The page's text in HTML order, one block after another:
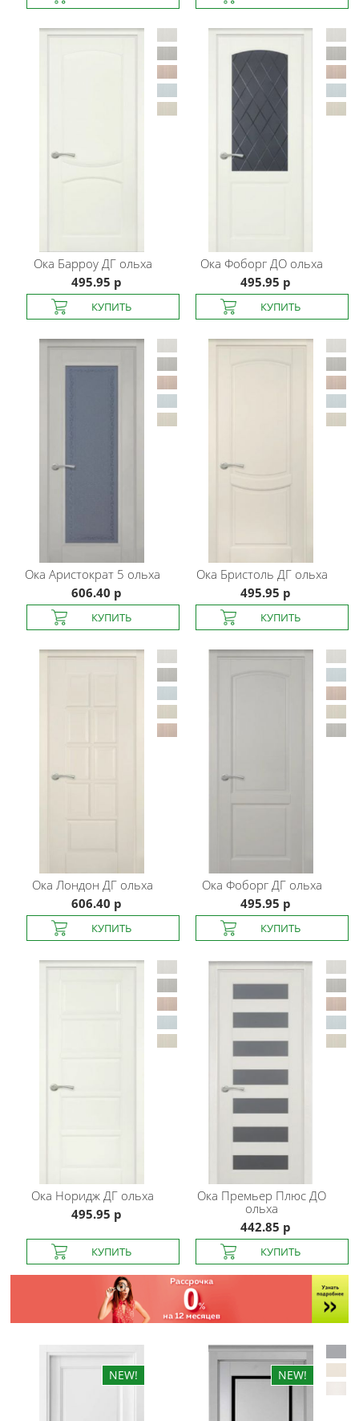
Ока Барроу ДГ ольха
495.95 р
Ока Фоборг ДО ольха
495.95 р
Ока Аристократ 5 ольха
606.40 р
Ока Бристоль ДГ ольха
495.95 р
Ока Лондон ДГ ольха
606.40 р
Ока Фоборг ДГ ольха
495.95 р
Ока Норидж ДГ ольха
495.95 р
Ока Премьер Плюс ДО
ольха
442.85 р